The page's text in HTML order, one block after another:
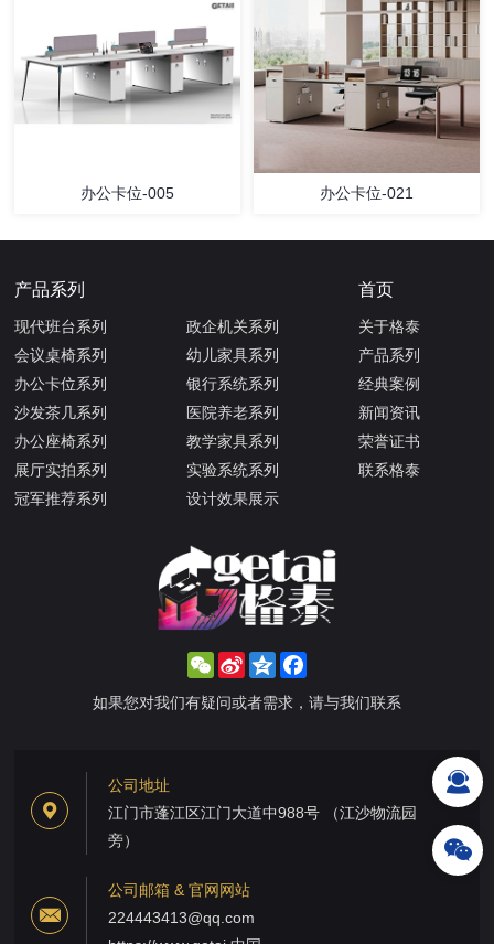
办公卡位-005 办公卡位-021
产品系列
现代班台系列
会议桌椅系列
办公卡位系列
沙发茶几系列
办公座椅系列
展厅实拍系列
冠军推荐系列
政企机关系列
幼儿家具系列
银行系统系列
医院养老系列
教学家具系列
实验系统系列
设计效果展示
首页
关于格泰
产品系列
经典案例
新闻资讯
荣誉证书
联系格泰
WeChat
Sina
Weibo
Qzone
如果您对我们有疑问或者需求，请与我们联系
公司地址
江门市蓬江区江门大道中988号 （江沙物流园
旁）
公司邮箱 & 官网网站
224443413@qq.com